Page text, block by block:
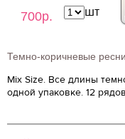
700р. шт
Темно-коричневые
Mix Size. Все длины
одной упаковке. 12